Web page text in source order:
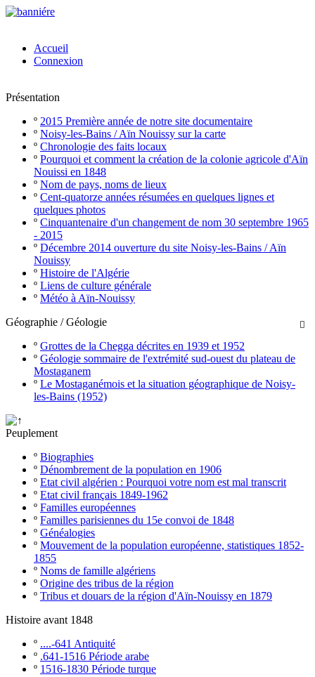
Accueil
Connexion
Présentation
º 2015 Première année de notre site documentaire
º Noisy-les-Bains / Aïn Nouissy sur la carte
º Chronologie des faits locaux
º Pourquoi et comment la création de la colonie agricole d'Aïn
Nouissi en 1848
º Nom de pays, noms de lieux
º Cent-quatorze années résumées en quelques lignes et
quelques photos
º Cinquantenaire d'un changement de nom 30 septembre 1965
- 2015
º Décembre 2014 ouverture du site Noisy-les-Bains / Aïn
Nouissy
º Histoire de l'Algérie
º Liens de culture générale
º Météo à Aïn-Nouissy

Géographie / Géologie
º Grottes de la Chegga décrites en 1939 et 1952
º Géologie sommaire de l'extrémité sud-ouest du plateau de
Mostaganem
º Le Mostaganémois et la situation géographique de Noisy-
les-Bains (1952)
Peuplement
º Biographies
º Dénombrement de la population en 1906
º Etat civil algérien : Pourquoi votre nom est mal transcrit
º Etat civil français 1849-1962
º Familles européennes
º Familles parisiennes du 15e convoi de 1848
º Généalogies
º Mouvement de la population européenne, statistiques 1852-
1855
º Noms de famille algériens
º Origine des tribus de la région
º Tribus et douars de la région d'Aïn-Nouissy en 1879
Histoire avant 1848
º ....-641 Antiquité
º .641-1516 Période arabe
º 1516-1830 Période turque